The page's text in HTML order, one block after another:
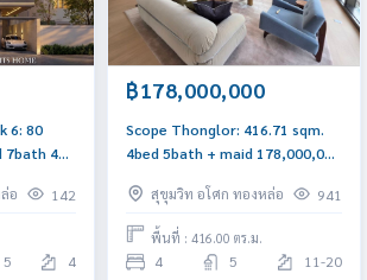
6: 80
7bath 4
อ 142
5 4
฿178,000,000
Scope Thonglor: 416.71 sqm.
4bed 5bath + maid 178,000,000
สุขุมวิท อโศก ทองหล่อ
941
พื้นที่ : 416.00 ตร.ม.
4 5 11-20